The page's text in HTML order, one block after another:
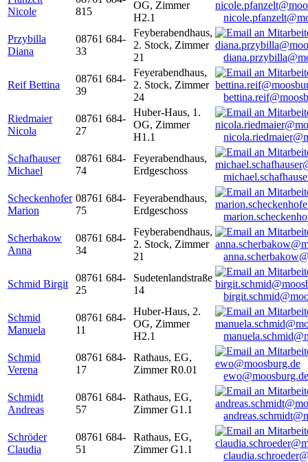
Nicole
815
OG, Zimmer
H2.1
Przybilla
Diana
08761 684-
33
Feyberabendhaus,
2. Stock, Zimmer
21
Reif Bettina
08761 684-
39
Feyerabendhaus,
2. Stock, Zimmer
24
Riedmaier
Nicola
08761 684-
27
Huber-Haus, 1.
OG, Zimmer
H1.1
Schafhauser
Michael
08761 684-
74
Feyerabendhaus,
Erdgeschoss
Scheckenhofer
Marion
08761 684-
75
Feyerabendhaus,
Erdgeschoss
Scherbakow
Anna
08761 684-
34
Feyberabendhaus,
2. Stock, Zimmer
21
Schmid Birgit
08761 684-
25
Sudetenlandstraße
14
Schmid
Manuela
08761 684-
11
Huber-Haus, 2.
OG, Zimmer
H2.1
Schmid
Verena
08761 684-
17
Rathaus, EG,
Zimmer R0.01
ewo@moosburg.de
Schmidt
Andreas
08761 684-
57
Rathaus, EG,
Zimmer G1.1
Schröder
Claudia
08761 684-
51
Rathaus, EG,
Zimmer G1.1